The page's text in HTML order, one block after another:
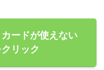
ードが使えない
リック